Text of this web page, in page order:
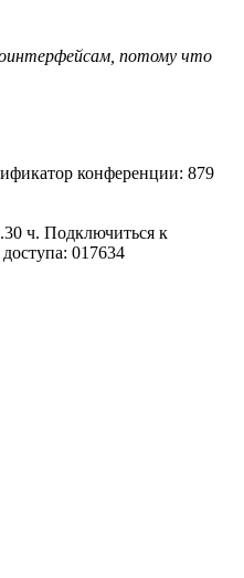
потому что
конференции: 879
ч. Подключиться к
017634